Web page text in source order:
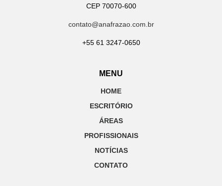
CEP 70070-600
contato@anafrazao.com.br
+55 61 3247-0650
MENU
HOME
ESCRITÓRIO
ÁREAS
PROFISSIONAIS
NOTÍCIAS
CONTATO